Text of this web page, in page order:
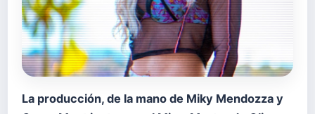
La producción, de la mano de Miky Mendozza y